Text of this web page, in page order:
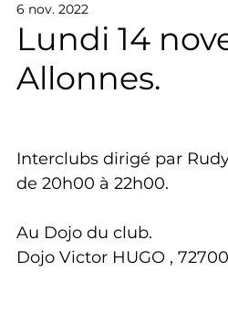
Lundi 14
Allonnes.
6 nov. 2022
Interclubs dirigé par
de 20h00 à 22h00.
Au Dojo du club.
Dojo Victor HUGO ,